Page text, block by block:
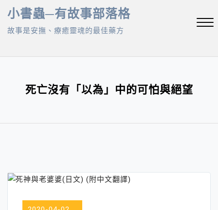
Skip
content
小書蟲─有故事部落格
故事是安撫、療癒靈魂的最佳藥方
死亡沒有「以為」中的可怕與絕望